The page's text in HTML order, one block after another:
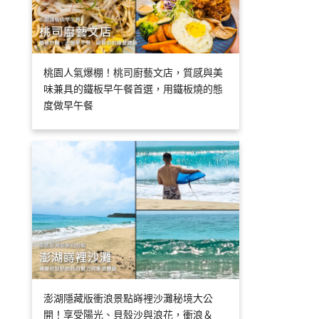
桃園人氣爆棚！桃司廚藝文店，質感與美
味兼具的鐵板早午餐首選，用鐵板燒的態
度做早午餐
澎湖隱藏版衝浪景點嵵裡沙灘秘境大公
開！享受陽光、貝殼沙與浪花，衝浪＆